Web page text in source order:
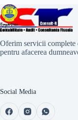
Oferim servicii complete
pentru afacerea
Social Media